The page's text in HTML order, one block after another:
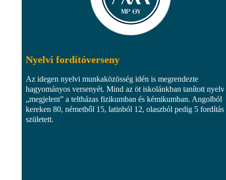
Nyelvi fordítóverseny
Az idegen nyelvi munkaközösség idén is megrendezte
hagyományos versenyét. Mind az öt iskolánkban tanított nyelv
„megjelent” a teltházas fizikumban és kémikumban. Angolból
kereken 80, németből 15, latinból 12, olaszból pedig 5 fordítás
született.